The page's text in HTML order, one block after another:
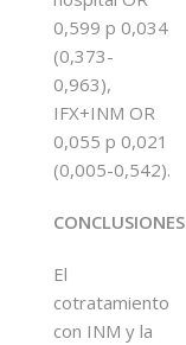
0,599 p 0,034
(0,373-
0,963),
IFX+INM OR
0,055 p 0,021
(0,005-0,542).
CONCLUSIONES
El
cotratamiento
con INM y la